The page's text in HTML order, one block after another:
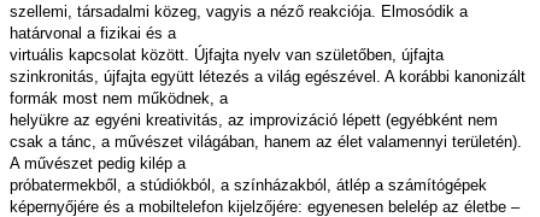
szellemi, társadalmi közeg, vagyis a néző reakciója. Elmosódik a
határvonal a fizikai és a
virtuális kapcsolat között. Újfajta nyelv van születőben, újfajta
szinkronitás, újfajta együtt létezés a világ egészével. A korábbi kanonizált
formák most nem működnek, a
helyükre az egyéni kreativitás, az improvizáció lépett (egyébként nem
csak a tánc, a művészet világában, hanem az élet valamennyi területén).
A művészet pedig kilép a
próbatermekből, a stúdiókból, a színházakból, átlép a számítógépek
képernyőjére és a mobiltelefon kijelzőjére: egyenesen belelép az életbe –